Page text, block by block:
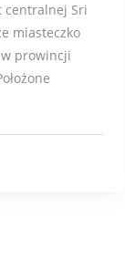
centralnej Sri
miasteczko
w prowincji